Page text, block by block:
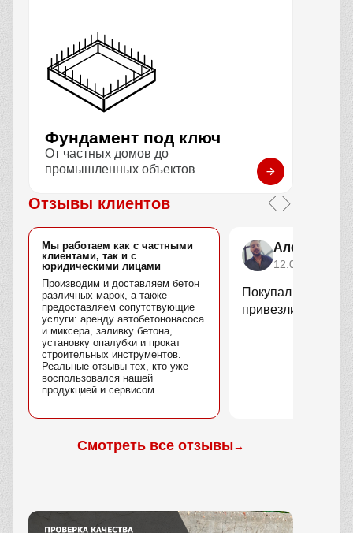
Фундамент под ключ
От частных домов до
промышленных объектов
Отзывы клиентов
Мы работаем как с частными
клиентами, так и с
юридическими лицами
Производим и доставляем бетон
различных марок, а также
предоставляем сопутствующие
услуги: аренду автобетононасоса
и миксера, заливку бетона,
установку опалубки и прокат
строительных инструментов.
Реальные отзывы тех, кто уже
воспользовался нашей
продукцией и сервисом.
Алексей
12.02.2026
Покупал плиты
привезли
Смотреть все отзывы→